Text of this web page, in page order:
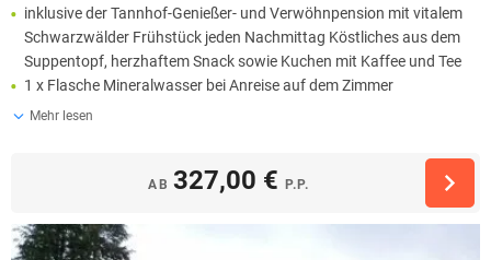
inklusive der Tannhof-Genießer- und Verwöhnpension mit vitalem
Schwarzwälder Frühstück jeden Nachmittag Köstliches aus dem
Suppentopf, herzhaftem Snack sowie Kuchen mit Kaffee und Tee
1 x Flasche Mineralwasser bei Anreise auf dem Zimmer
Mehr lesen
AB 327,00 € P.P.